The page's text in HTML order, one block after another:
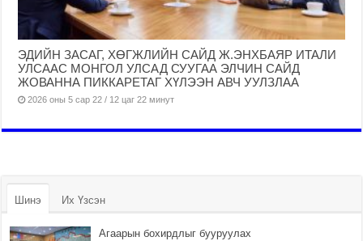
ЭДИЙН ЗАСАГ, ХӨГЖЛИЙН САЙД Ж.ЭНХБАЯР ИТАЛИ
УЛСААС МОНГОЛ УЛСАД СУУГАА ЭЛЧИН САЙД
ЖОВАННА ПИККАРЕТАГ ХҮЛЭЭН АВЧ УУЛЗЛАА
2026 оны 5 сар 22 / 12 цаг 22 минут
Шинэ Их Үзсэн
Агаарын бохирдлыг бууруулах